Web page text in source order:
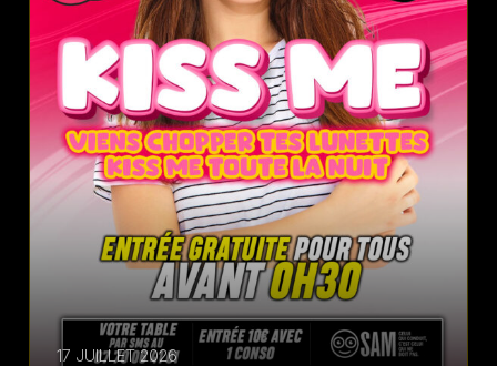
17 JUILLET 2026